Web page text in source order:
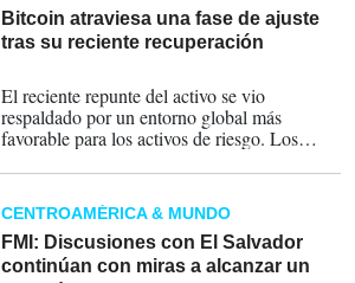
Bitcoin atraviesa una fase de ajuste
tras su reciente recuperación
El reciente repunte del activo se vio
respaldado por un entorno global más
favorable para los activos de riesgo. Los
mostraron avances significativos, con índices
clave acercándose a máximos históricos, lo
que impulsó una mayor exposición a
instrumentos como bitcoin.
CENTROAMÉRICA & MUNDO
FMI: Discusiones con El Salvador
continúan con miras a alcanzar un